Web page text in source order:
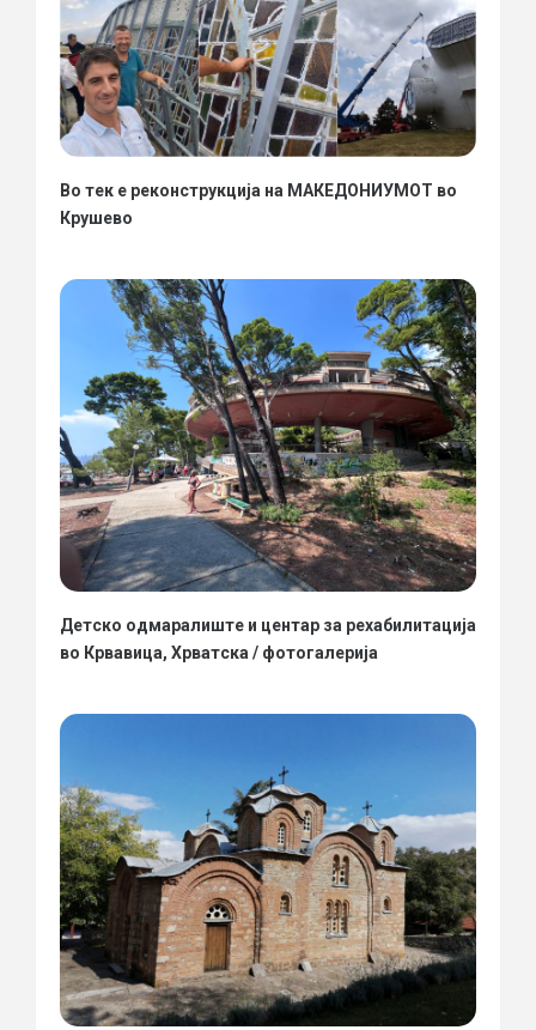
Во тек е реконструкција на МАКЕДОНИУМОТ во
Крушево
Детско одмаралиште и центар за рехабилитација
во Крвавица, Хрватска / фотогалерија